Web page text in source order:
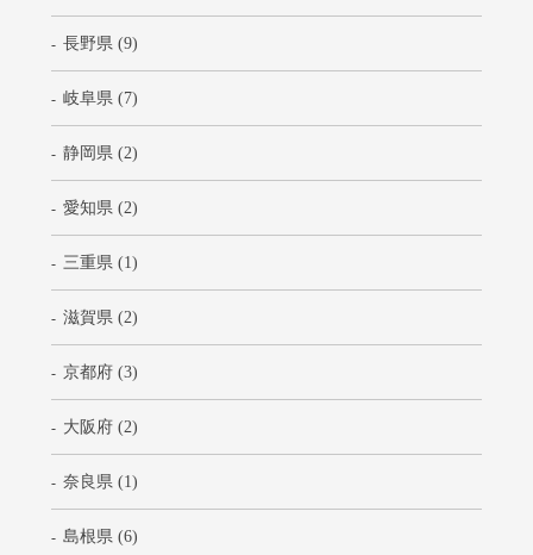
長野県 (9)
岐阜県 (7)
静岡県 (2)
愛知県 (2)
三重県 (1)
滋賀県 (2)
京都府 (3)
大阪府 (2)
奈良県 (1)
島根県 (6)